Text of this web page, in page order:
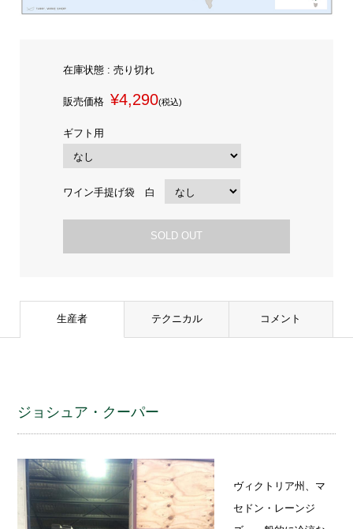
在庫状態 : 売り切れ
販売価格 ¥4,290(税込)
ギフト用
ワイン手提げ袋 白
SOLD OUT
生産者 テクニカル コメント
ジョシュア・クーパー
ヴィクトリア州、マ
セドン・レーンジ